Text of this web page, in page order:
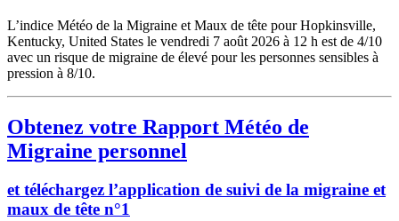
L’indice Météo de la Migraine et Maux de tête pour Hopkinsville,
Kentucky, United States le vendredi 7 août 2026 à 12 h est de 4/10
avec un risque de migraine de élevé pour les personnes sensibles à
pression à 8/10.
Obtenez votre Rapport Météo de
Migraine personnel
et téléchargez l’application de suivi de la migraine et
maux de tête n°1